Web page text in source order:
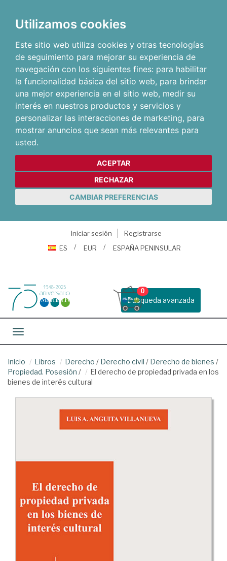
Utilizamos cookies
Este sitio web utiliza cookies y otras tecnologías
de seguimiento para mejorar su experiencia de
navegación con los siguientes fines: para habilitar
la funcionalidad básica del sitio web, para brindar
una mejor experiencia en el sitio web, medir su
interés en nuestros productos y servicios y
personalizar las interacciones de marketing, para
mostrar anuncios que sean más relevantes para
usted.
ACEPTAR
RECHAZAR
CAMBIAR PREFERENCIAS
Iniciar sesión
Registrarse
ES
EUR ESPAÑA PENINSULAR
Busqueda avanzada
0
Toggle navigation
Inicio Libros Derecho / Derecho civil / Derecho de bienes /
Propiedad. Posesión /
El derecho de propiedad privada en los
bienes de interés cultural